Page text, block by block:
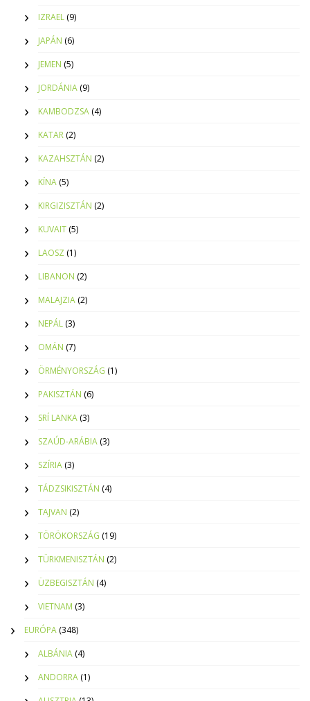
IZRAEL (9)
JAPÁN (6)
JEMEN (5)
JORDÁNIA (9)
KAMBODZSA (4)
KATAR (2)
KAZAHSZTÁN (2)
KÍNA (5)
KIRGIZISZTÁN (2)
KUVAIT (5)
LAOSZ (1)
LIBANON (2)
MALAJZIA (2)
NEPÁL (3)
OMÁN (7)
ÖRMÉNYORSZÁG (1)
PAKISZTÁN (6)
SRÍ LANKA (3)
SZAÚD-ARÁBIA (3)
SZÍRIA (3)
TÁDZSIKISZTÁN (4)
TAJVAN (2)
TÖRÖKORSZÁG (19)
TÜRKMENISZTÁN (2)
ÜZBEGISZTÁN (4)
VIETNAM (3)
EURÓPA (348)
ALBÁNIA (4)
ANDORRA (1)